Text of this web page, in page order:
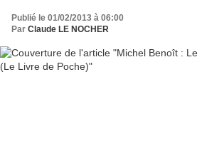
Publié le 01/02/2013 à 06:00
Par Claude LE NOCHER